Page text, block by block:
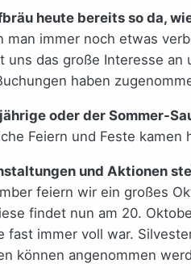
heute bereits so da,
man immer noch etwas
uns das große Interesse
haben
oder der Sommer-
Feiern und Feste
und Aktionen
feiern wir ein großes
findet nun am 20.
fast immer voll war.
können angenommen